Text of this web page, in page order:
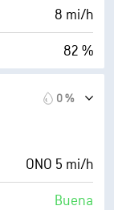
30000 ft
8 mi/h
82 %
39 %
10 mi
0 %
ONO 5 mi/h
Buena